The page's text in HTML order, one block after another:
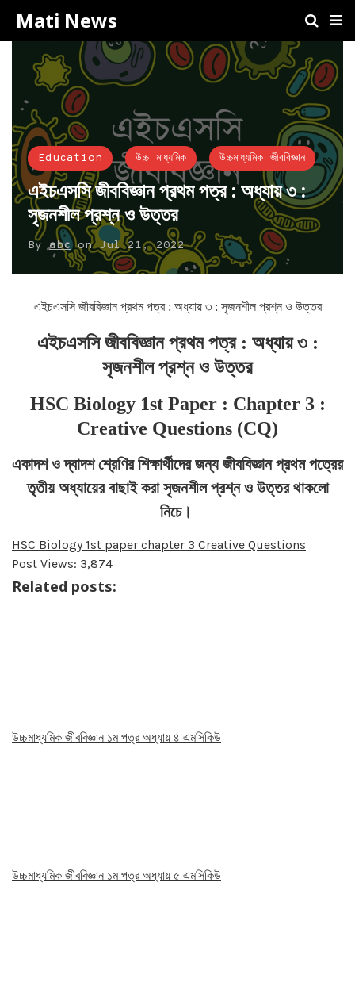
Mati News
Education উচ্চ মাধ্যমিক উচ্চমাধ্যমিক জীববিজ্ঞান
এইচএসসি জীববিজ্ঞান প্রথম পত্র : অধ্যায় ৩ :
সৃজনশীল প্রশ্ন ও উত্তর
ByabconJul 21, 2022
এইচএসসি জীববিজ্ঞান প্রথম পত্র : অধ্যায় ৩ : সৃজনশীল প্রশ্ন ও উত্তর
এইচএসসি জীববিজ্ঞান প্রথম পত্র : অধ্যায় ৩ :
সৃজনশীল প্রশ্ন ও উত্তর
HSC Biology 1st Paper : Chapter 3 :
Creative Questions (CQ)
একাদশ ও দ্বাদশ শ্রেণির শিক্ষার্থীদের জন্য জীববিজ্ঞান প্রথম পত্রের
তৃতীয় অধ্যায়ের বাছাই করা সৃজনশীল প্রশ্ন ও উত্তর থাকলো
নিচে।
HSC Biology 1st paper chapter 3 Creative Questions
Post Views: 3,874
Related posts:
উচ্চমাধ্যমিক জীববিজ্ঞান ১ম পত্র অধ্যায় ৪ এমসিকিউ
উচ্চমাধ্যমিক জীববিজ্ঞান ১ম পত্র অধ্যায় ৫ এমসিকিউ